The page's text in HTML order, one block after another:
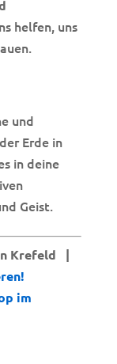
helfen, uns
und
Erde in
in deine
Geist.
Krefeld |
im